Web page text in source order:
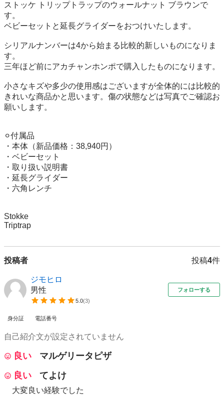
ストッケ トリップトラップのウォールナット ブラウンで
す。
ベビーセットと延長グライダーをおつけいたします。
シリアルナンバーは4から始まる比較的新しいものになりま
す。
三年ほど前にアカチャンホンポで購入したものになります。
小さなキズや多少の使用感はございますが全体的には比較的
きれいな商品かと思います。傷の状態などは写真でご確認お
願いします。
⚪︎付属品
・本体（新品価格：38,940円）
・ベビーセット
・取り扱い説明書
・延長グライダー
・六角レンチ
Stokke
Triptrap
投稿者 投稿4件
ジモヒロ
男性
5.0(3)
フォローする
身分証 電話番号
自己紹介文が設定されていません
良い
マルゲリータピザ
良い
てよけ
大変良い経験でした